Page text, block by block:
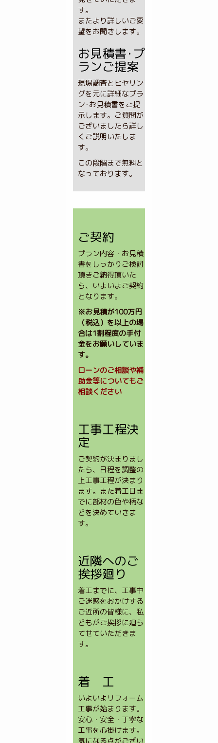
す。
またより詳しいご要
望をお聞きします。
お見積書･プ
ランご提案
現場調査とヒヤリン
グを元に詳細なプラ
ン･お見積書をご提
示します。ご質問が
ございましたら詳し
くご説明いたしま
す。
この段階まで無料と
なっております。
ご契約
プラン内容・お見積
書をしっかりご検討
頂きご納得頂いた
ら、いよいよご契約
となります。
※お見積が100万円
（税込）を以上の場
合は1割程度の手付
金をお願いしていま
す。
ローンのご相談や補
助金等についてもご
相談ください
工事工程決
定
ご契約が決まりまし
たら、日程を調整の
上工事工程が決まり
ます。また着工日ま
でに部材の色や柄な
どを決めていきま
す。
近隣へのご
挨拶廻り
着工までに、工事中
ご迷惑をおかけする
ご近所の皆様に、私
どもがご挨拶に廻ら
てせていただきま
す。
着 工
いよいよリフォーム
工事が始まります。
安心・安全・丁寧な
工事を心掛けます。
気になる点がござい